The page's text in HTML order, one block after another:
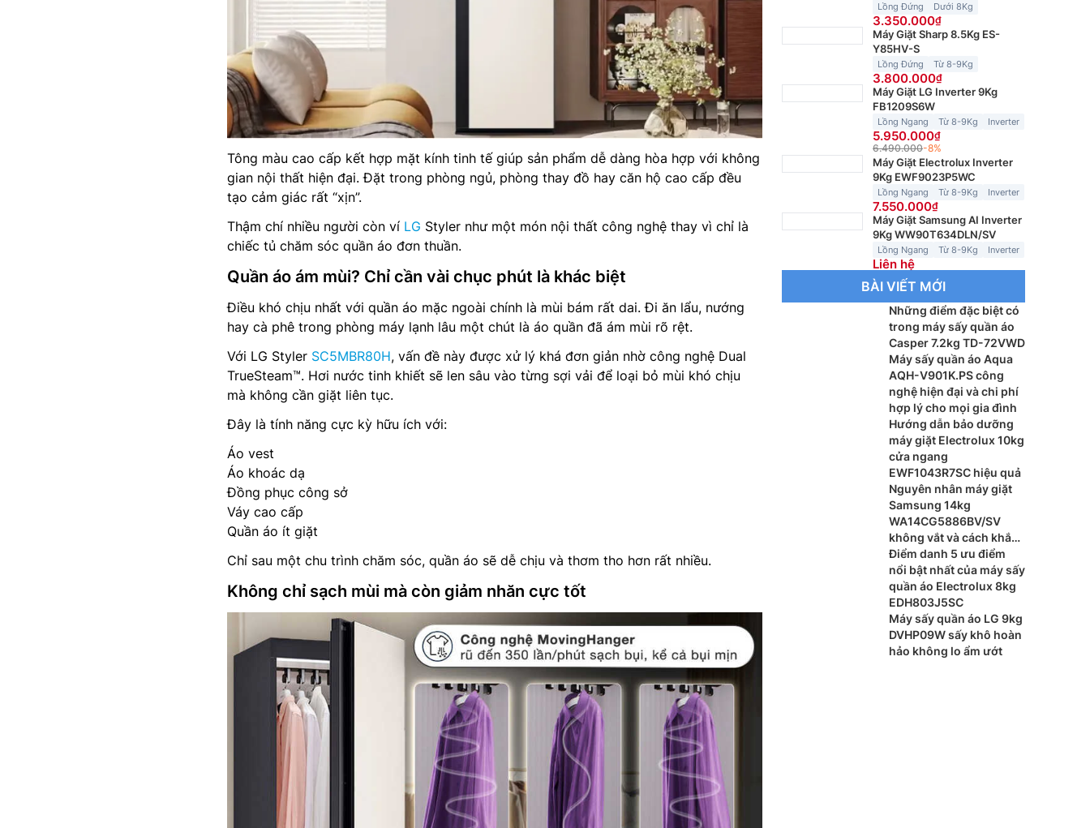
Tông màu cao cấp kết hợp mặt kính tinh tế giúp sản phẩm dễ dàng hòa hợp với không
gian nội thất hiện đại. Đặt trong phòng ngủ, phòng thay đồ hay căn hộ cao cấp đều
tạo cảm giác rất “xịn”.
Thậm chí nhiều người còn ví LG Styler như một món nội thất công nghệ thay vì chỉ là
chiếc tủ chăm sóc quần áo đơn thuần.
Quần áo ám mùi? Chỉ cần vài chục phút là khác biệt
Điều khó chịu nhất với quần áo mặc ngoài chính là mùi bám rất dai. Đi ăn lẩu, nướng
hay cà phê trong phòng máy lạnh lâu một chút là áo quần đã ám mùi rõ rệt.
Với LG Styler SC5MBR80H, vấn đề này được xử lý khá đơn giản nhờ công nghệ Dual
TrueSteam™. Hơi nước tinh khiết sẽ len sâu vào từng sợi vải để loại bỏ mùi khó chịu
mà không cần giặt liên tục.
Đây là tính năng cực kỳ hữu ích với:
Áo vest
Áo khoác dạ
Đồng phục công sở
Váy cao cấp
Quần áo ít giặt
Chỉ sau một chu trình chăm sóc, quần áo sẽ dễ chịu và thơm tho hơn rất nhiều.
Không chỉ sạch mùi mà còn giảm nhăn cực tốt
Lồng Đứng Dưới 8Kg
3.350.000
Máy Giặt Sharp 8.5Kg ES-
Y85HV-S
Lồng Đứng Từ 8-9Kg
3.800.000
Máy Giặt LG Inverter 9Kg
FB1209S6W
Lồng Ngang Từ 8-9Kg Inverter
5.950.000
6.490.000-8%
Máy Giặt Electrolux Inverter
9Kg EWF9023P5WC
Lồng Ngang Từ 8-9Kg Inverter
7.550.000
Máy Giặt Samsung AI Inverter
9Kg WW90T634DLN/SV
Lồng Ngang Từ 8-9Kg Inverter
Liên hệ
BÀI VIẾT MỚI
Những điểm đặc biệt có
trong máy sấy quần áo
Casper 7.2kg TD-72VWD
Máy sấy quần áo Aqua
AQH-V901K.PS công
nghệ hiện đại và chi phí
hợp lý cho mọi gia đình
Hướng dẫn bảo dưỡng
máy giặt Electrolux 10kg
cửa ngang
EWF1043R7SC hiệu quả
Nguyên nhân máy giặt
Samsung 14kg
WA14CG5886BV/SV
không vắt và cách khắc
phục
Điểm danh 5 ưu điểm
nổi bật nhất của máy sấy
quần áo Electrolux 8kg
EDH803J5SC
Máy sấy quần áo LG 9kg
DVHP09W sấy khô hoàn
hảo không lo ẩm ướt